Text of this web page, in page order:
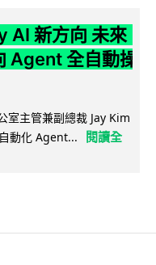
AI 新方向 未來
Agent 全自動操
室主管兼副總裁 Jay Kim
動化 Agent...
閱讀全